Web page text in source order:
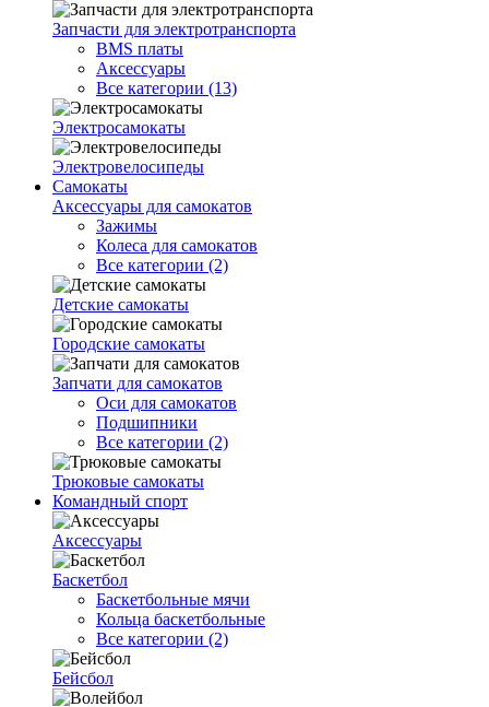
Запчасти для электротранспорта
BMS платы
Аксессуары
Все категории (13)
Электросамокаты
Электровелосипеды
Самокаты
Аксессуары для самокатов
Зажимы
Колеса для самокатов
Все категории (2)
Детские самокаты
Городские самокаты
Запчати для самокатов
Оси для самокатов
Подшипники
Все категории (2)
Трюковые самокаты
Командный спорт
Аксессуары
Баскетбол
Баскетбольные мячи
Кольца баскетбольные
Все категории (2)
Бейсбол